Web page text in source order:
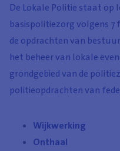
De Lokale Politie staat op
basispolitiezorg volgens
de opdrachten van
het beheer van lokale
grondgebied van de
politieopdrachten van
Wijkwerking
Onthaal